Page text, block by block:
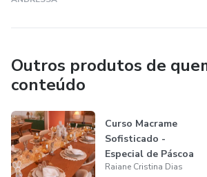
Outros produtos de
conteúdo
Curso Macrame
Sofisticado -
Especial de Páscoa
Raiane Cristina Dias